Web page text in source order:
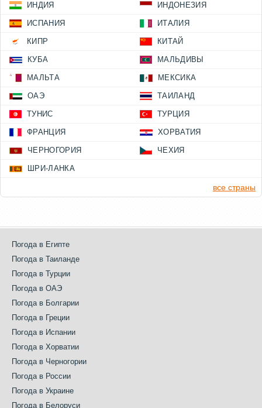
ИНДИЯ ИНДОНЕЗИЯ
ИСПАНИЯ ИТАЛИЯ
КИПР КИТАЙ
КУБА МАЛЬДИВЫ
МАЛЬТА МЕКСИКА
ОАЭ ТАИЛАНД
ТУНИС ТУРЦИЯ
ФРАНЦИЯ ХОРВАТИЯ
ЧЕРНОГОРИЯ ЧЕХИЯ
ШРИ-ЛАНКА
все страны
Погода в Египте
Погода в Таиланде
Погода в Турции
Погода в ОАЭ
Погода в Болгарии
Погода в Греции
Погода в Испании
Погода в Хорватии
Погода в Черногории
Погода в России
Погода в Украине
Погода в Белоруси